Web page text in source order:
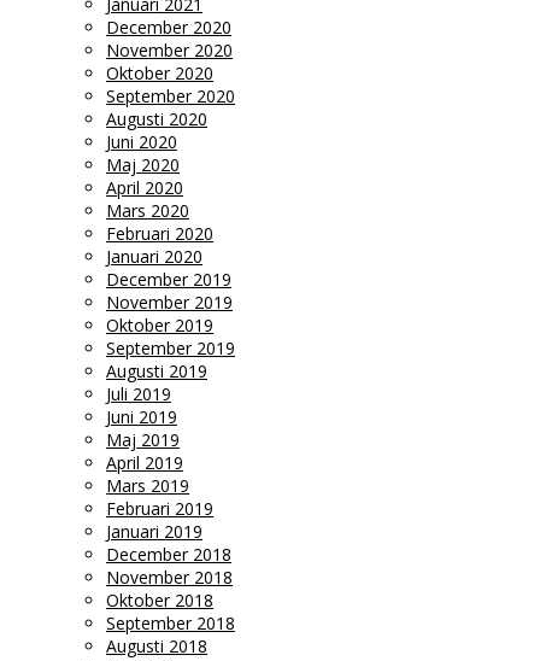
December 2020
November 2020
Oktober 2020
September 2020
Augusti 2020
Juni 2020
Maj 2020
April 2020
Mars 2020
Februari 2020
Januari 2020
December 2019
November 2019
Oktober 2019
September 2019
Augusti 2019
Juli 2019
Juni 2019
Maj 2019
April 2019
Mars 2019
Februari 2019
Januari 2019
December 2018
November 2018
Oktober 2018
September 2018
Augusti 2018